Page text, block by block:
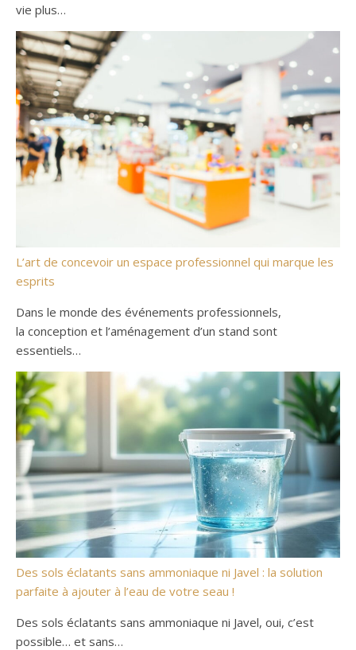
vie plus…
L’art de concevoir un espace professionnel qui marque les
esprits
Dans le monde des événements professionnels,
la conception et l’aménagement d’un stand sont
essentiels…
Des sols éclatants sans ammoniaque ni Javel : la solution
parfaite à ajouter à l’eau de votre seau !
Des sols éclatants sans ammoniaque ni Javel, oui, c’est
possible… et sans…